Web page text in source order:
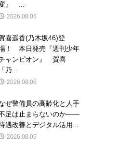
』 ...
2026.08.06
喜遥香(乃木坂46)登
！ 本日発売『週刊少年
ャンピオン』 賀喜
「乃...
2026.08.06
ぜ警備員の高齢化と人手
足は止まらないのか――
遇改善とデジタル活用...
2026.08.05